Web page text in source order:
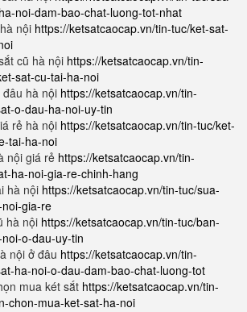
noi-dam-bao-chat-luong-tot-nhat
nội https://ketsatcaocap.vn/tin-tuc/ket-sat-
cũ hà nội https://ketsatcaocap.vn/tin-
sat-cu-tai-ha-noi
hà nội https://ketsatcaocap.vn/tin-
o-dau-ha-noi-uy-tin
rẻ hà nội https://ketsatcaocap.vn/tin-tuc/ket-
tai-ha-noi
nội giá rẻ https://ketsatcaocap.vn/tin-
ha-noi-gia-re-chinh-hang
hà nội https://ketsatcaocap.vn/tin-tuc/sua-
gia-re
hà nội https://ketsatcaocap.vn/tin-tuc/ban-
o-dau-uy-tin
nội ở đâu https://ketsatcaocap.vn/tin-
ha-noi-o-dau-dam-bao-chat-luong-tot
mua két sắt https://ketsatcaocap.vn/tin-
chon-mua-ket-sat-ha-noi